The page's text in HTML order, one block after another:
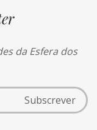
da Esfera dos